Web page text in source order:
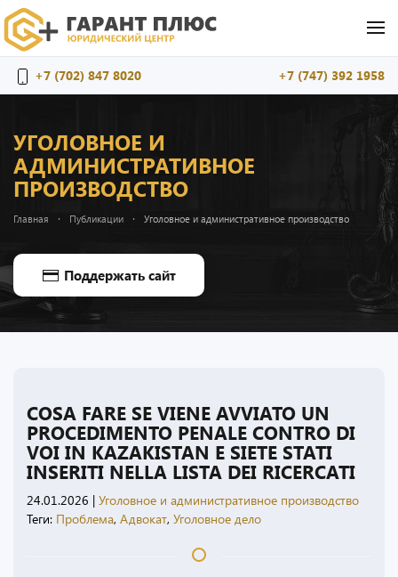
+7 (702) 847 8020 +7 (747) 392 1958
УГОЛОВНОЕ И
АДМИНИСТРАТИВНОЕ
ПРОИЗВОДСТВО
Главная Публикации Уголовное и административное производство
Поддержать сайт
COSA FARE SE VIENE AVVIATO UN
PROCEDIMENTO PENALE CONTRO DI
VOI IN KAZAKISTAN E SIETE STATI
INSERITI NELLA LISTA DEI RICERCATI
24.01.2026 | Уголовное и административное производство
Теги: Проблема, Адвокат, Уголовное дело